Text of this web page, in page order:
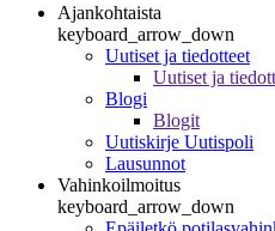
Ajankohtaista
keyboard_arrow_down
Uutiset ja tiedotteet
Uutiset ja
Blogi
Blogit
Uutiskirje Uutispoli
Lausunnot
Vahinkoilmoitus
keyboard_arrow_down